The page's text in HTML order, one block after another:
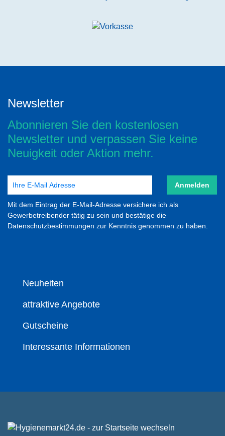
Newsletter
Abonnieren Sie den kostenlosen
Newsletter und verpassen Sie keine
Neuigkeit oder Aktion mehr.
Anmelden
Mit dem Eintrag der E-Mail-Adresse versichere ich als
Gewerbetreibender tätig zu sein und bestätige die
Datenschutzbestimmungen zur Kenntnis genommen zu haben.
Neuheiten
attraktive Angebote
Gutscheine
Interessante Informationen